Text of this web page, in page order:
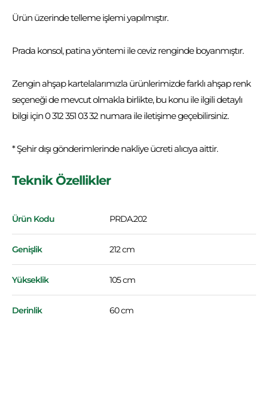
Ürün üzerinde telleme işlemi yapılmıştır.
Prada konsol, patina yöntemi ile ceviz renginde boyanmıştır.
Zengin ahşap kartelalarımızla ürünlerimizde farklı ahşap renk
seçeneği de mevcut olmakla birlikte, bu konu ile ilgili detaylı
bilgi için 0 312 351 03 32 numara ile iletişime geçebilirsiniz.
* Şehir dışı gönderimlerinde nakliye ücreti alıcıya aittir.
Teknik Özellikler
Ürün Kodu PRDA.202
Genişlik 212 cm
Yükseklik 105 cm
Derinlik 60 cm